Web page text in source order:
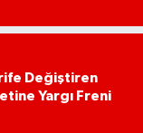
Değiştiren
Yargı Freni